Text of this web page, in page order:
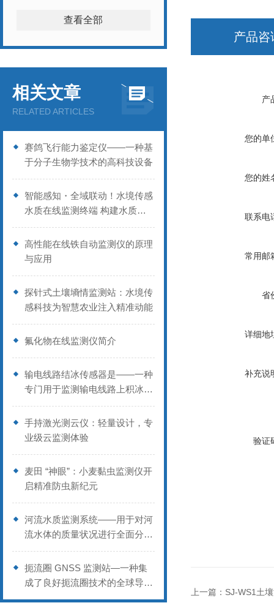
查看全部
相关文章
RELATED ARTICLES
赛鸽飞行能力鉴定仪——一种基
于分子生物学技术的高科技设备
智能感知・全域联动！水境传感
水质在线监测终端 构建水质管
控新体系
高性能在线铁自动监测仪的原理
与应用
探针式土壤墒情监测站：水境传
感科技为智慧农业注入精准动能
氟化物在线监测仪简介
输电线路结冰传感器是——一种
专门用于监测输电线路上积冰情
况的设备
手持激光测云仪：轻量设计，专
业级云监测体验
麦田 “神眼”：小麦黏虫监测仪开
启精准防虫新纪元
河流水质监测系统——用于对河
流水体的质量状况进行全面分析
的综合性系统
扼流圈 GNSS 监测站—一种集
成了良好扼流圈技术的全球导航
卫星系统监测站
产品咨
产
您的单
您的姓
联系电
常用邮
省
详细地
补充说
验证
上一篇： SJ-WS1土